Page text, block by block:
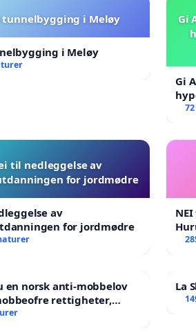
tunnelbygging i Meløy
i Meløy
Gi
Gi
til nedleggelse av
for jordmødre
av
for jordmødre
en norsk anti-mobbelov
rettigheter,
og hjelp?
La